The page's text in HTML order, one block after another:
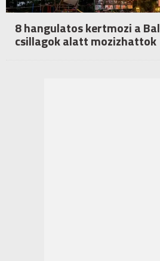
8 hangulatos kertmozi a
csillagok alatt mozizhattok